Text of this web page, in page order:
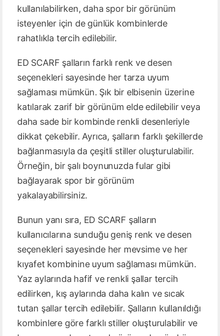
kullanılabilirken, daha spor bir görünüm
isteyenler için de günlük kombinlerde
rahatlıkla tercih edilebilir.
ED SCARF şalların farklı renk ve desen
seçenekleri sayesinde her tarza uyum
sağlaması mümkün. Şık bir elbisenin üzerine
katılarak zarif bir görünüm elde edilebilir veya
daha sade bir kombinde renkli desenleriyle
dikkat çekebilir. Ayrıca, şalların farklı şekillerde
bağlanmasıyla da çeşitli stiller oluşturulabilir.
Örneğin, bir şalı boynunuzda fular gibi
bağlayarak spor bir görünüm
yakalayabilirsiniz.
Bunun yanı sıra, ED SCARF şalların
kullanıcılarına sunduğu geniş renk ve desen
seçenekleri sayesinde her mevsime ve her
kıyafet kombinine uyum sağlaması mümkün.
Yaz aylarında hafif ve renkli şallar tercih
edilirken, kış aylarında daha kalın ve sıcak
tutan şallar tercih edilebilir. Şalların kullanıldığı
kombinlere göre farklı stiller oluşturulabilir ve